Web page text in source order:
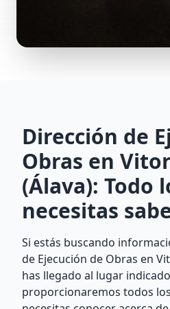
Dirección de
Obras en
(Álava): Todo
necesitas
Si estás buscando
de Ejecución de Obras en
has llegado al lugar
proporcionaremos todos